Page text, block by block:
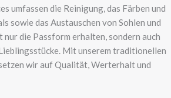
umfassen die Reinigung, das Färben und
sowie das Austauschen von Sohlen und
nur die Passform erhalten, sondern auch
Mit unserem traditionellen
wir auf Qualität, Werterhalt und